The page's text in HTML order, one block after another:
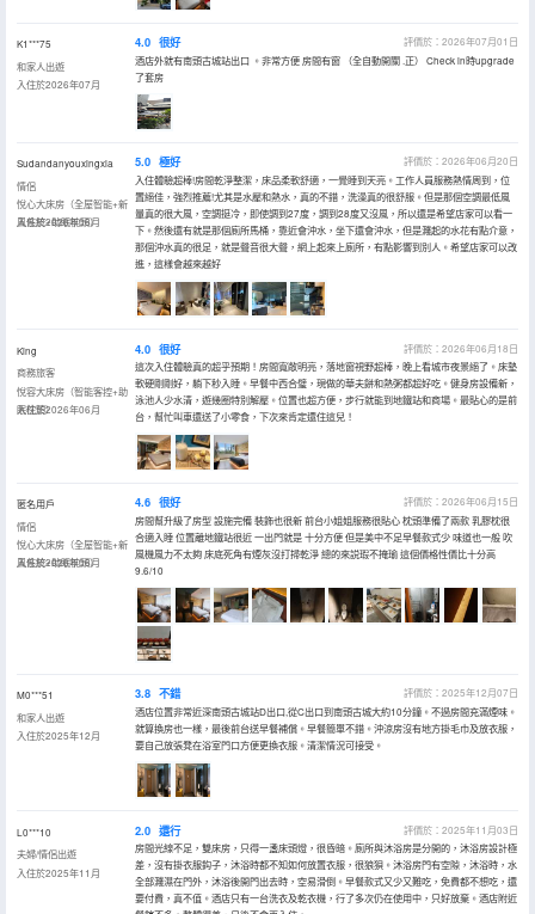
K1***75
和家人出遊
入住於2026年07月
4.0 很好
評價於：2026年07月01日
酒店外就有南頭古城站出口 。非常方便 房間有窗 （全自動開關 .正） Check in時upgrade
了套房
Sudandanyouxingxia
情侶
悅心大床房（全屋智能+新
風系統+助眠枕頭）
入住於2026年06月
5.0 極好
評價於：2026年06月20日
入住體驗超棒!房間乾淨整潔，床品柔軟舒適，一覺睡到天亮。工作人員服務熱情周到，位
置絕佳，強烈推薦!尤其是水壓和熱水，真的不錯，洗澡真的很舒服。但是那個空調最低風
量真的很大風，空調挺冷，即使調到27度，調到28度又沒風，所以還是希望店家可以看一
下。然後還有就是那個廁所馬桶，靠近會沖水，坐下還會沖水，但是濺起的水花有點介意，
那個沖水真的很足，就是聲音很大聲，網上起來上廁所，有點影響到別人。希望店家可以改
進，這樣會越來越好
King
商務旅客
悅容大床房（智能客控+助
眠枕頭）
入住於2026年06月
4.0 很好
評價於：2026年06月18日
這次入住體驗真的超乎預期！房間寬敞明亮，落地窗視野超棒，晚上看城市夜景絕了。床墊
軟硬剛剛好，躺下秒入睡。早餐中西合璧，現做的華夫餅和熱粥都超好吃。健身房設備新，
泳池人少水清，遊幾圈特別解壓。位置也超方便，步行就能到地鐵站和商場。最貼心的是前
台，幫忙叫車還送了小零食，下次來肯定還住這兒！
匿名用戶
情侶
悅心大床房（全屋智能+新
風系統+助眠枕頭）
入住於2026年06月
4.6 很好
評價於：2026年06月15日
房間幫升級了房型 設施完備 裝飾也很新 前台小姐姐服務很貼心 枕頭準備了兩款 乳膠枕很
合適入睡 位置離地鐵站很近 一出門就是 十分方便 但是美中不足早餐款式少 味道也一般 吹
風機風力不太夠 床底死角有煙灰沒打掃乾淨 總的來説瑕不掩瑜 這個價格性價比十分高
9.6/10
M0***51
和家人出遊
入住於2025年12月
3.8 不錯
評價於：2025年12月07日
酒店位置非常近深南頭古城站D出口,從C出口到南頭古城大約10分鐘。不過房間充滿煙味。
就算換房也一樣，最後前台送早餐補償。早餐簡單不錯。沖涼房沒有地方掛毛巾及放衣服，
要自己放張凳在浴室門口方便更換衣服。清潔情況可接受。
L0***10
夫婦/情侶出遊
入住於2025年11月
2.0 還行
評價於：2025年11月03日
房間光線不足，雙床房，只得一盞床頭燈，很昏暗。廁所與沐浴房是分開的，沐浴房設計極
差，沒有掛衣服鈎子，沐浴時都不知如何放置衣服，很狼狽。沐浴房門有空隙，沐浴時，水
全部濺濕在門外，沐浴後開門出去時，空易滑倒。早餐款式又少又難吃，免費都不想吃，還
要付費，真不值。酒店只有一台洗衣及乾衣機，行了多次仍在使用中，只好放棄。酒店附近